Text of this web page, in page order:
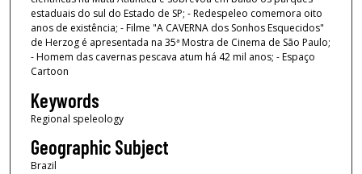
estaduais do sul do Estado de SP; - Redespeleo comemora oito
anos de existência; - Filme "A CAVERNA dos Sonhos Esquecidos"
de Herzog é apresentada na 35ª Mostra de Cinema de São Paulo;
- Homem das cavernas pescava atum há 42 mil anos; - Espaço
Cartoon
Keywords
Regional speleology
Geographic Subject
Brazil